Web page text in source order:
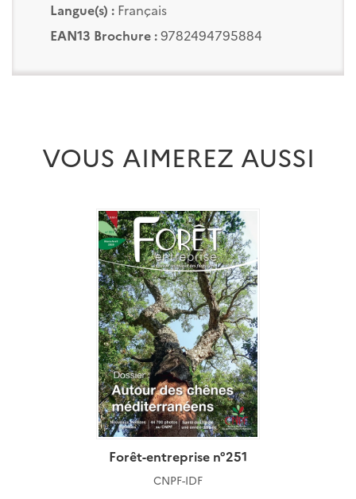
Langue(s) :Français
EAN13 Brochure :9782494795884
VOUS AIMEREZ AUSSI
Forêt-entreprise n°251
CNPF-IDF